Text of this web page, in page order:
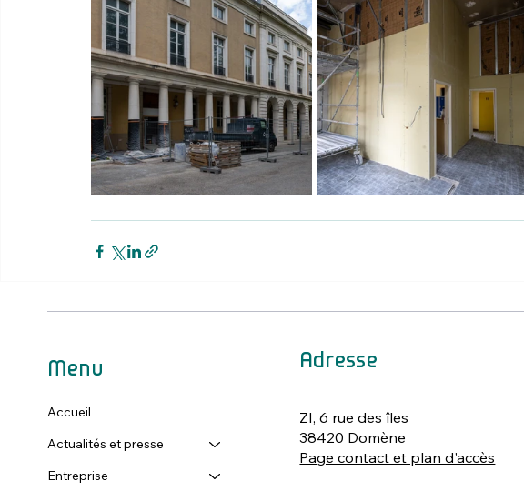
Menu
Accueil
Actualités et presse
Entreprise
Adresse
ZI, 6 rue des îles
38420 Domène
Page contact et plan d'accès